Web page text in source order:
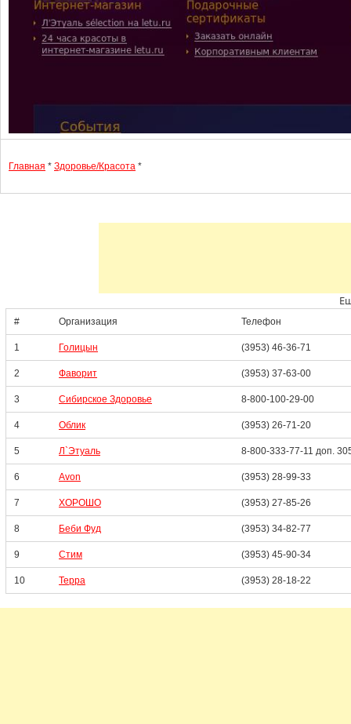
Главная * Здоровье/Красота *
# Организация Телефон
1 Голицын (3953) 46-36-71
2 Фаворит (3953) 37-63-00
3 Сибирское Здоровье 8-800-100-29-00
4 Облик (3953) 26-71-20
5 Л`Этуаль 8-800-333-77-11 доп.
6 Avon (3953) 28-99-33
7 ХОРОШО (3953) 27-85-26
8 Беби Фуд (3953) 34-82-77
9 Стим (3953) 45-90-34
10 Терра (3953) 28-18-22